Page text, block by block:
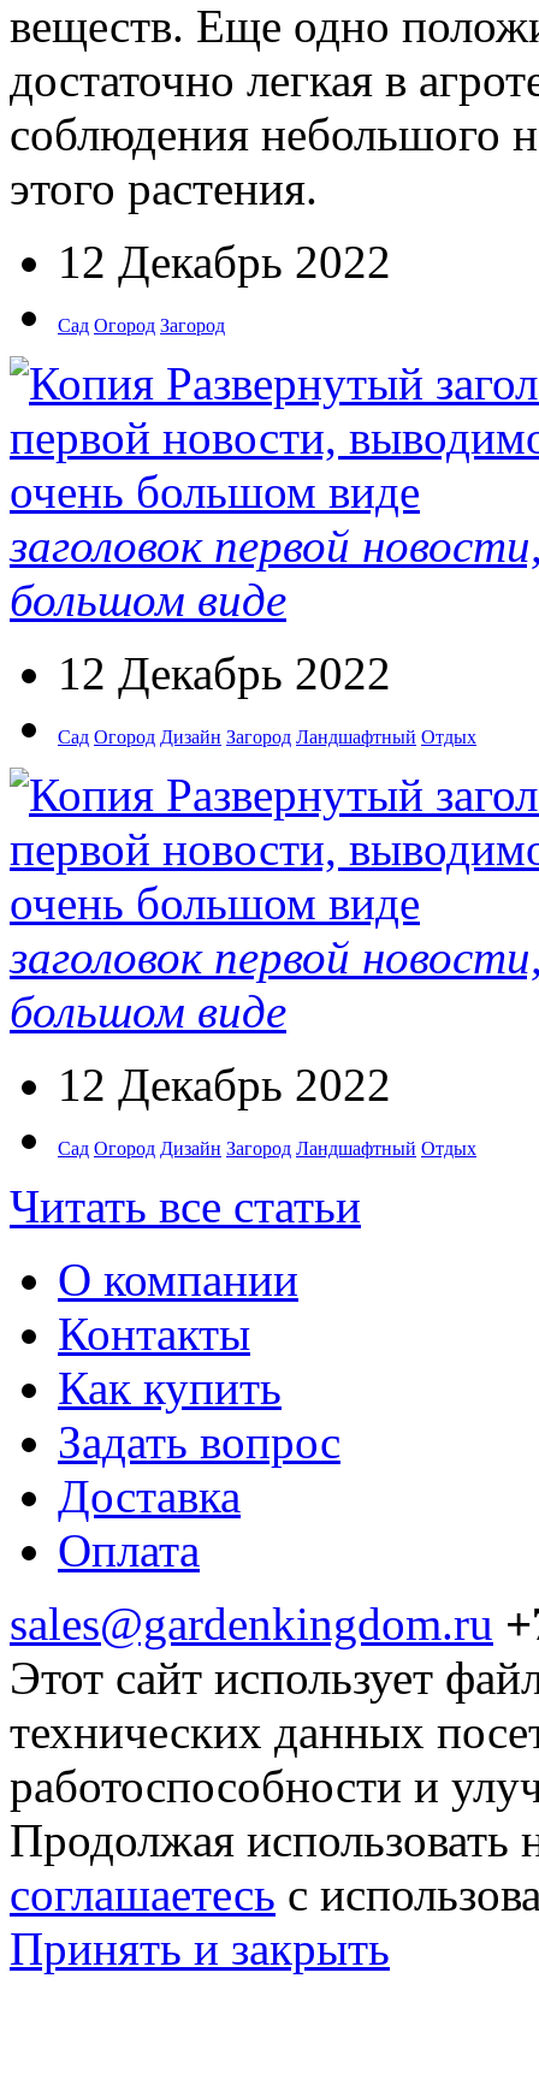
веществ. Еще одно
достаточно легкая в
соблюдения небольшого
этого растения.
12 Декабрь 2022
Сад Огород Загород
заголовок первой
большом виде
12 Декабрь 2022
Сад Огород Дизайн Загород Ландшафтный Отдых
заголовок первой
большом виде
12 Декабрь 2022
Сад Огород Дизайн Загород Ландшафтный Отдых
Читать все статьи
О компании
Контакты
Как купить
Задать вопрос
Доставка
Оплата
sales@gardenkingdom.ru
Этот сайт использует
технических данных
работоспособности и
Продолжая использовать
соглашаетесь с
Принять и закрыть